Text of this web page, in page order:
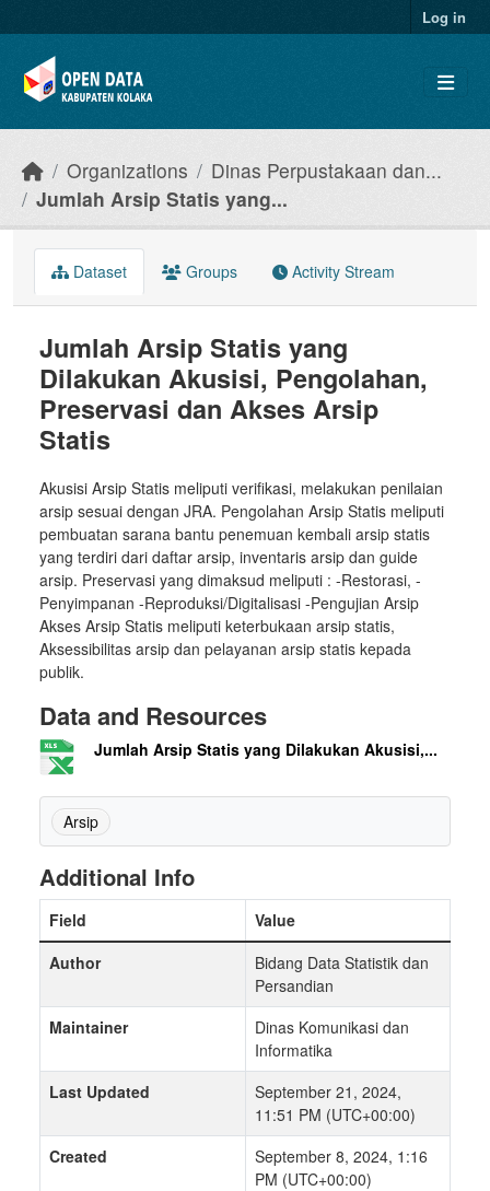
Log in
Organizations
Dinas Perpustakaan dan...
Jumlah Arsip Statis yang...
Dataset Groups Activity Stream
Jumlah Arsip Statis yang
Dilakukan Akusisi, Pengolahan,
Preservasi dan Akses Arsip
Statis
Akusisi Arsip Statis meliputi verifikasi, melakukan penilaian
arsip sesuai dengan JRA. Pengolahan Arsip Statis meliputi
pembuatan sarana bantu penemuan kembali arsip statis
yang terdiri dari daftar arsip, inventaris arsip dan guide
arsip. Preservasi yang dimaksud meliputi : -Restorasi, -
Penyimpanan -Reproduksi/Digitalisasi -Pengujian Arsip
Akses Arsip Statis meliputi keterbukaan arsip statis,
Aksessibilitas arsip dan pelayanan arsip statis kepada
publik.
Data and Resources
Jumlah Arsip Statis yang Dilakukan Akusisi,...
Arsip
Additional Info
Field
Value
Author
Bidang Data Statistik dan
Persandian
Maintainer
Dinas Komunikasi dan
Informatika
Last Updated
September 21, 2024,
11:51 PM (UTC+00:00)
Created
September 8, 2024, 1:16
PM (UTC+00:00)